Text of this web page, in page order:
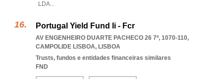
LDA...
Portugal Yield Fund Ii - Fcr
AV ENGENHEIRO DUARTE PACHECO 26 7º, 1070-110,
CAMPOLIDE LISBOA, LISBOA
Trusts, fundos e entidades financeiras similares
FND